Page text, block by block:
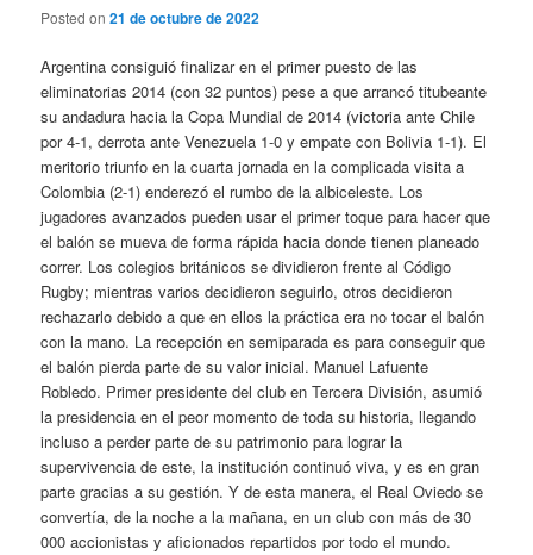
Posted on21 de octubre de 2022
Argentina consiguió finalizar en el primer puesto de las
eliminatorias 2014 (con 32 puntos) pese a que arrancó titubeante
su andadura hacia la Copa Mundial de 2014 (victoria ante Chile
por 4-1, derrota ante Venezuela 1-0 y empate con Bolivia 1-1). El
meritorio triunfo en la cuarta jornada en la complicada visita a
Colombia (2-1) enderezó el rumbo de la albiceleste. Los
jugadores avanzados pueden usar el primer toque para hacer que
el balón se mueva de forma rápida hacia donde tienen planeado
correr. Los colegios británicos se dividieron frente al Código
Rugby; mientras varios decidieron seguirlo, otros decidieron
rechazarlo debido a que en ellos la práctica era no tocar el balón
con la mano. La recepción en semiparada es para conseguir que
el balón pierda parte de su valor inicial. Manuel Lafuente
Robledo. Primer presidente del club en Tercera División, asumió
la presidencia en el peor momento de toda su historia, llegando
incluso a perder parte de su patrimonio para lograr la
supervivencia de este, la institución continuó viva, y es en gran
parte gracias a su gestión. Y de esta manera, el Real Oviedo se
convertía, de la noche a la mañana, en un club con más de 30
000 accionistas y aficionados repartidos por todo el mundo.